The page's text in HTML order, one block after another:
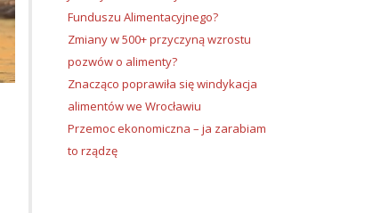
Funduszu Alimentacyjnego?
Zmiany w 500+ przyczyną wzrostu
pozwów o alimenty?
Znacząco poprawiła się windykacja
alimentów we Wrocławiu
Przemoc ekonomiczna – ja zarabiam
to rządzę